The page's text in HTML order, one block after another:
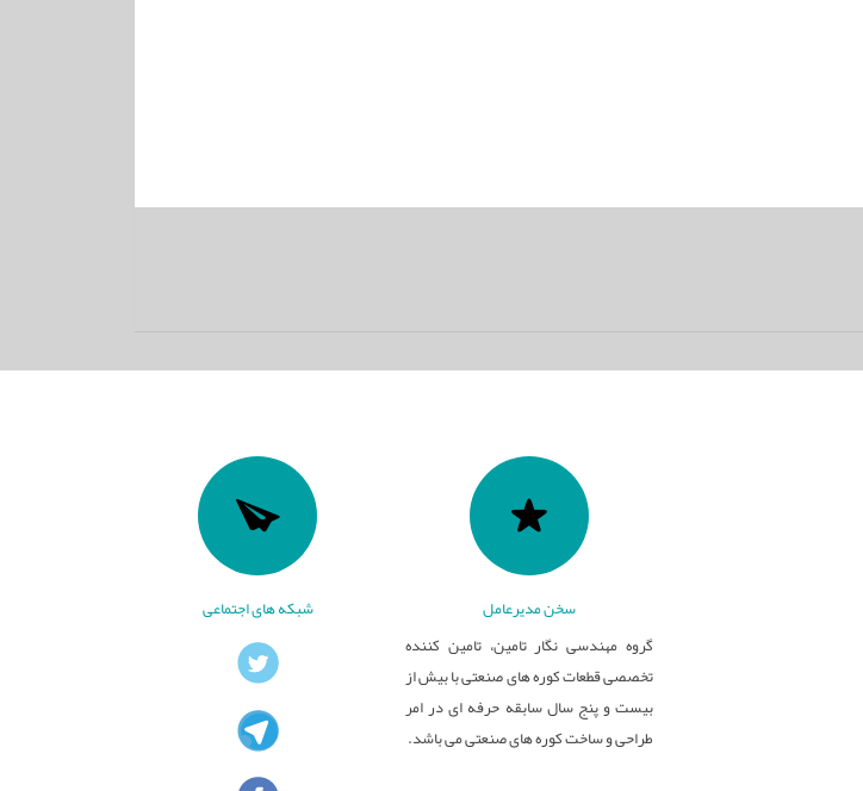
شبکه های اجتماعی
سخن مدیرعامل
گروه مهندسی نگار تامین، تامین کننده
تخصصی قطعات کوره های صنعتی با بیش از
بیست و پنج سال سابقه حرفه ای در امر
طراحی و ساخت کوره های صنعتی می باشد.